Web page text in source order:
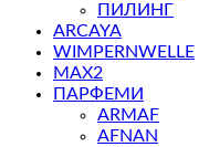
ПИЛИНГ
ARCAYA
WIMPERNWELLE
MAX2
ПАРФЕМИ
ARMAF
AFNAN